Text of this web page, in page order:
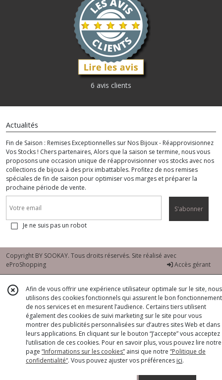
6 avis clients
Actualités
Fin de Saison : Remises Exceptionnelles sur Nos Bijoux - Réapprovisionnez
Vos Stocks ! Chers partenaires, Alors que la saison se termine, nous vous
proposons une occasion unique de réapprovisionner vos stocks avec nos
collections de bijoux à des prix imbattables. Profitez de nos remises
spéciales de fin de saison pour optimiser vos marges et préparer la
prochaine période de vente.
S'abonner
Je ne suis pas un robot
Copyright BY SOOKAY. Tous droits réservés. Site réalisé avec
eProShopping
Accès gérant
Afin de vous offrir une expérience utilisateur optimale sur le site, nous
utilisons des cookies fonctionnels qui assurent le bon fonctionnement
de nos services et en mesurent l’audience. Certains tiers utilisent
également des cookies de suivi marketing sur le site pour vous
montrer des publicités personnalisées sur d’autres sites Web et dans
leurs applications. En cliquant sur le bouton “J’accepte” vous acceptez
l’utilisation de ces cookies. Pour en savoir plus, vous pouvez lire notre
page “Informations sur les cookies” ainsi que notre “Politique de
confidentialité“. Vous pouvez ajuster vos préférences ici.